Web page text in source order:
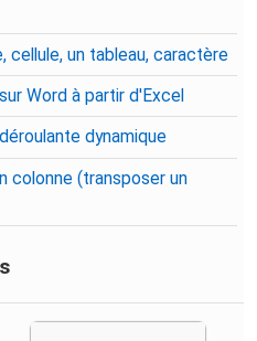
cellule, un tableau, caractère
Word à partir d'Excel
dynamique
colonne (transposer un